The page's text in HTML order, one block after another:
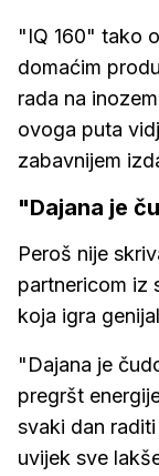
"IQ 160" tako
domaćim
rada na
ovoga puta
zabavnijem
"Dajana je
Peroš nije
partnericom iz
koja igra
"Dajana je
pregršt
svaki dan
uvijek sve